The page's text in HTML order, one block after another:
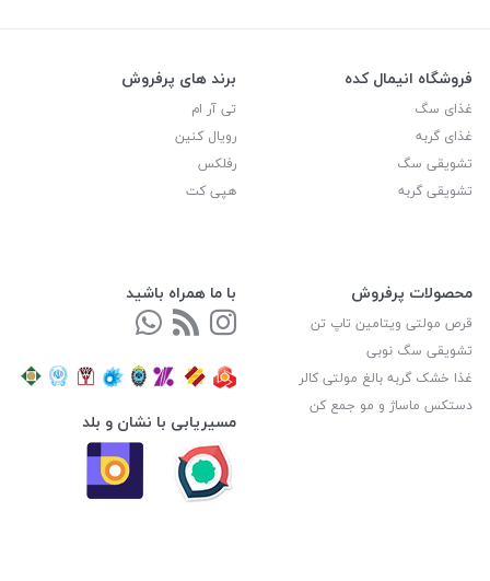
فروشگاه انیمال کده
غذای سگ
غذای گربه
تشویقی سگ
تشویقی گربه
برند های پرفروش
تی آر ام
رویال کنین
رفلکس
هپی کت
محصولات پرفروش
قرص مولتی ویتامین تاپ تن
تشویقی سگ نوبی
غذا خشک گربه بالغ مولتی کالر
دستکس ماساژ و مو جمع کن
با ما همراه باشید
مسیریابی با نشان و بلد